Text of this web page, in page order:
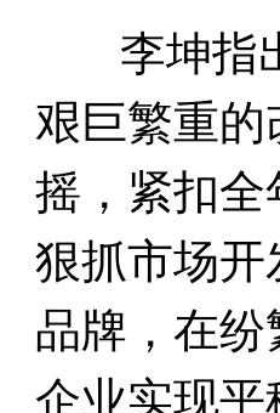
李坤指出
艰巨繁重
摇，紧扣
狠抓市场
品牌，在
企业实现平